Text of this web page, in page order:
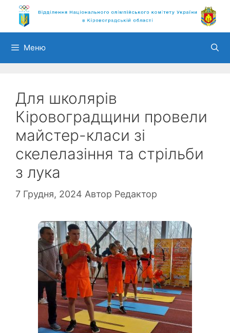
Перейти
вмісту
Меню
Для школярів
Кіровоградщини провели
майстер-класи зі
скелелазіння та стрільби
з лука
7 Грудня, 2024 Автор Редактор